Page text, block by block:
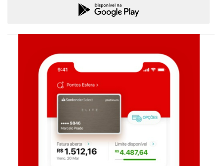
• Pagamento de contas/títulos.